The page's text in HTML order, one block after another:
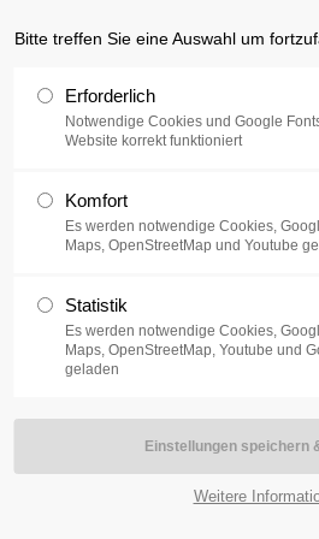
dolor sit amet:
- 5:00pm
August
Bitte treffen Sie eine Auswahl um
Erforderlich
Notwendige Cookies und Google
Website korrekt funktioniert
Komfort
Es werden notwendige Cookies,
Maps, OpenStreetMap und Youtube
Statistik
Es werden notwendige Cookies,
Maps, OpenStreetMap, Youtube und
geladen
Weitere